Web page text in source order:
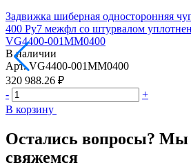
Задвижка шиберная односторонняя
400 Ру7 межфл со штурвалом
VG4400-001MM0400
В наличии
Арт. VG4400-001MM0400
320 988.26 ₽
-
+
В корзину
Остались вопросы?
свяжемся